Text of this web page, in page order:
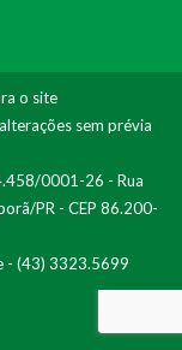
o site
sem prévia
0001-26 - Rua
PR - CEP 86.200-
- (43) 3323.5699